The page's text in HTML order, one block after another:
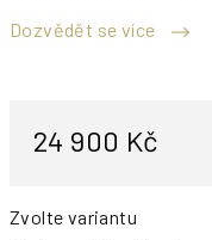
Dozvědět se více
24 900 Kč
Zvolte variantu